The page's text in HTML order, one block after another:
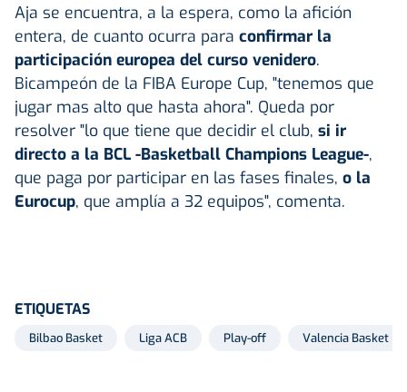
Aja se encuentra, a la espera, como la afición
entera, de cuanto ocurra para confirmar la
participación europea del curso venidero.
Bicampeón de la FIBA Europe Cup, "tenemos que
jugar mas alto que hasta ahora". Queda por
resolver "lo que tiene que decidir el club, si ir
directo a la BCL -Basketball Champions League-,
que paga por participar en las fases finales, o la
Eurocup, que amplía a 32 equipos", comenta.
ETIQUETAS
Bilbao Basket Liga ACB Play-off Valencia Basket